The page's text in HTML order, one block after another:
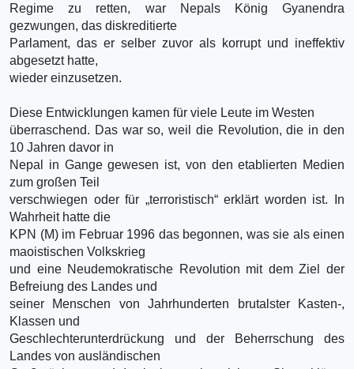
Regime zu retten, war Nepals König Gyanendra
gezwungen, das diskreditierte
Parlament, das er selber zuvor als korrupt und ineffektiv
abgesetzt hatte,
wieder einzusetzen.
Diese Entwicklungen kamen für viele Leute im Westen
überraschend. Das war so, weil die Revolution, die in den
10 Jahren davor in
Nepal in Gange gewesen ist, von den etablierten Medien
zum großen Teil
verschwiegen oder für „terroristisch“ erklärt worden ist. In
Wahrheit hatte die
KPN (M) im Februar 1996 das begonnen, was sie als einen
maoistischen Volkskrieg
und eine Neudemokratische Revolution mit dem Ziel der
Befreiung des Landes und
seiner Menschen von Jahrhunderten brutalster Kasten-,
Klassen und
Geschlechterunterdrückung und der Beherrschung des
Landes von ausländischen